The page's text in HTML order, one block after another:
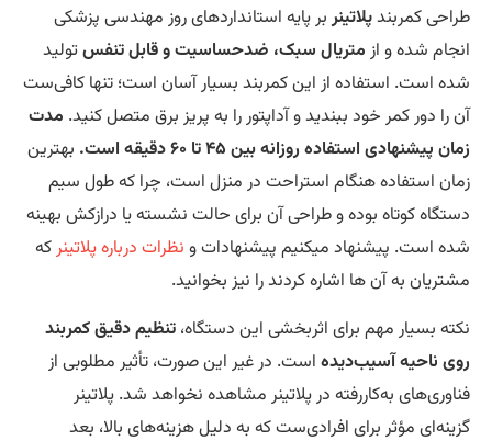
کمربندپلاتینربر پایه‌ استانداردهای روز مهندسی پزشکی
شده و ازمتریال سبک، ضدحساسیت و قابل تنفستولید
است. استفاده از این کمربند بسیار آسان است؛ تنها کافی‌ست
را دور کمر خود ببندید و آداپتور را به پریز برق متصل کنید.مدت
پیشنهادی استفاده روزانه بین ۴۵ تا ۶۰ دقیقه است.
بهترین
استفاده هنگام استراحت در منزل است، چرا که طول سیم
کوتاه بوده و طراحی آن برای حالت نشسته یا درازکش بهینه
است. پیشنهاد میکنیم پیشنهادات ونظرات درباره پلاتینرکه
به آن ها اشاره کردند را نیز بخوانید.
بسیار مهم برای اثربخشی این دستگاه،تنظیم دقیق کمربند
ناحیه آسیب‌دیدهاست. در غیر این صورت، تأثیر مطلوبی از
به‌کاررفته در پلاتینر مشاهده نخواهد شد. پلاتینر
مؤثر برای افرادی‌ست که به دلیل هزینه‌های بالا، بعد